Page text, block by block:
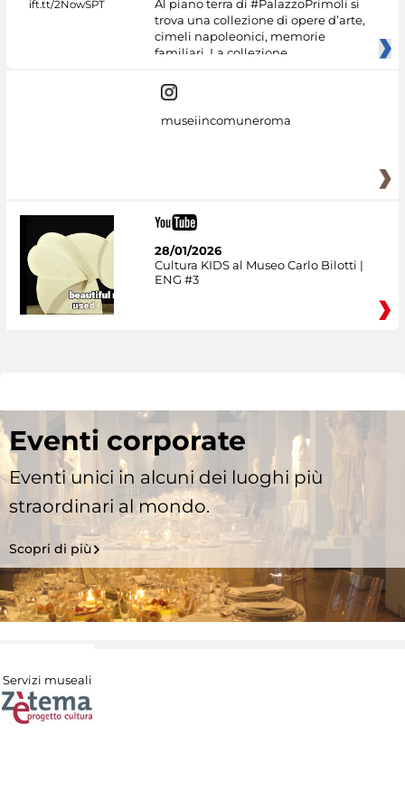
Al piano terra di #PalazzoPrimoli si
trova una collezione di opere d’arte,
cimeli napoleonici, memorie
familiari. La collezione
museiincomuneroma
28/01/2026
Cultura KIDS al Museo Carlo Bilotti |
ENG #3
Eventi corporate
Eventi unici in alcuni dei luoghi più
straordinari al mondo.
Scopri di più
Servizi museali